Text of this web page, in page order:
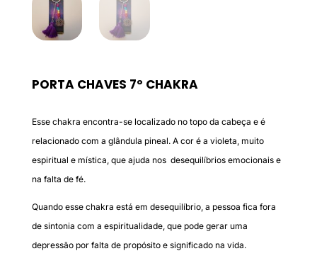
PORTA CHAVES 7º CHAKRA
Esse chakra encontra-se localizado no topo da cabeça e é
relacionado com a glândula pineal. A cor é a violeta, muito
espiritual e mística, que ajuda nos desequilíbrios emocionais e
na falta de fé.
Quando esse chakra está em desequilíbrio, a pessoa fica fora
de sintonia com a espiritualidade, que pode gerar uma
depressão por falta de propósito e significado na vida.